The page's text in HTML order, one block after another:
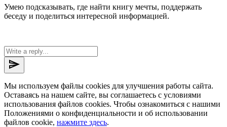
Умею подсказывать, где найти книгу мечты, поддержать
беседу и поделиться интересной информацией.
send
Мы используем файлы cookies для улучшения работы сайта.
Оставаясь на нашем сайте, вы соглашаетесь с условиями
использования файлов cookies. Чтобы ознакомиться с нашими
Положениями о конфиденциальности и об использовании
файлов cookie, нажмите здесь.